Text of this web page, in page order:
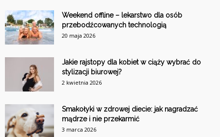
Weekend offline – lekarstwo dla osób
przebodźcowanych technologią
20 maja 2026
Jakie rajstopy dla kobiet w ciąży wybrać do
stylizacji biurowej?
2 kwietnia 2026
Smakołyki w zdrowej diecie: jak nagradzać
mądrze i nie przekarmić
3 marca 2026